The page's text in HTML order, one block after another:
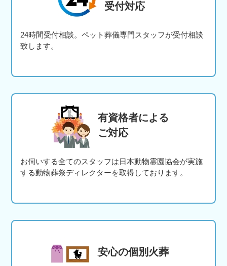
受付対応
24時間受付相談。ペット葬儀専門スタッフが受付相談
致します。
有資格者による
ご対応
お伺いする全てのスタッフは日本動物霊園協会が実施
する動物葬祭ディレクターを取得しております。
安心の個別火葬